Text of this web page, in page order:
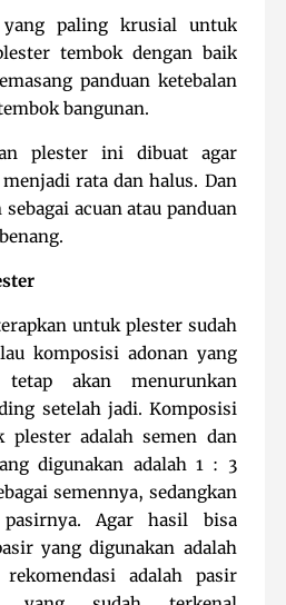
paling krusial untuk
tembok dengan baik
panduan ketebalan
bangunan.
plester ini dibuat agar
rata dan halus. Dan
acuan atau panduan
untuk plester sudah
komposisi adonan yang
tetap akan menurunkan
setelah jadi. Komposisi
plester adalah semen dan
digunakan adalah 1 : 3
semennya, sedangkan
Agar hasil bisa
yang digunakan adalah
adalah pasir